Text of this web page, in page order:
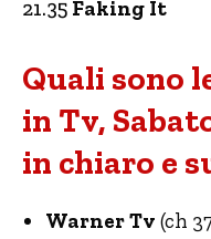
21.35 Faking It
Quali sono
in Tv,
in chiaro e
Warner Tv (ch